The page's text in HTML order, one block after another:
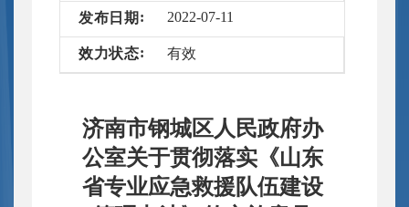
发布 日 期 2022-07-11
效力状态 有效
济南市钢城区人民政府办
公室关于贯彻落实《山东
省专业应急救援队伍建设